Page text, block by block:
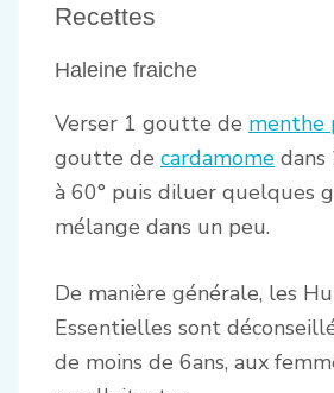
Recettes
Haleine fraiche
Verser 1 goutte de menthe
goutte de cardamome dans
à 60° puis diluer quelques
mélange dans un peu.
De manière générale, les
Essentielles sont
de moins de 6ans, aux